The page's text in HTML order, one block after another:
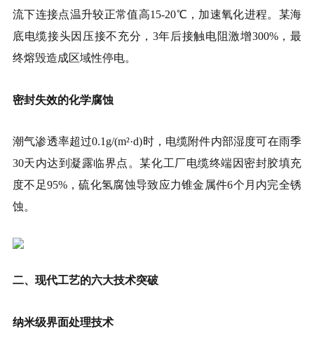
流下连接点温升较正常值高15-20℃，加速氧化进程。某海
底电缆接头因压接不充分，3年后接触电阻激增300%，最
终熔毁造成区域性停电。
密封失效的化学腐蚀
潮气渗透率超过0.1g/(m²·d)时，电缆附件内部湿度可在雨季
30天内达到凝露临界点。某化工厂电缆终端因密封胶填充
度不足95%，硫化氢腐蚀导致应力锥金属件6个月内完全锈
蚀。
二、现代工艺的六大技术突破
纳米级界面处理技术